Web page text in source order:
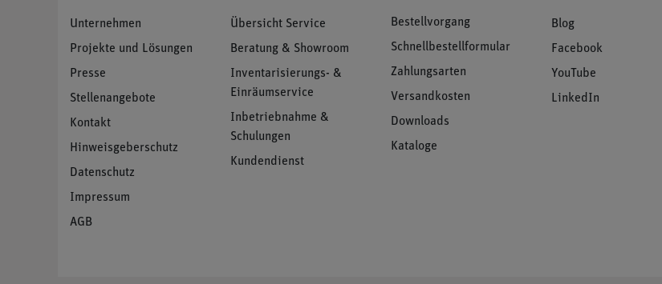
Unternehmen
Projekte und Lösungen
Presse
Stellenangebote
Kontakt
Hinweisgeberschutz
Datenschutz
Impressum
AGB
Übersicht Service
Beratung & Showroom
Inventarisierungs- &
Einräumservice
Inbetriebnahme &
Schulungen
Kundendienst
Bestellvorgang
Schnellbestellformular
Zahlungsarten
Versandkosten
Downloads
Kataloge
Blog
Facebook
YouTube
LinkedIn